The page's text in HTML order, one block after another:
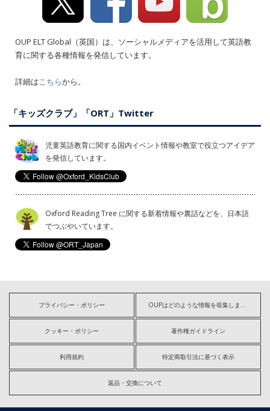
OUP ELT Global（英国）は、ソーシャルメディアを活用して英語教
育に関する各種情報を発信しています。
詳細はこちらから。
「キッズクラブ」「ORT」Twitter
児童英語教育に関する国内イベント情報や教室で役立つアイデア
を発信しています。
Oxford Reading Tree に関する新着情報や裏話などを、日本語
でつぶやいています。
プライバシー・ポリシー OUPはどのような情報を収集しますか?
クッキー・ポリシー 著作権ガイドライン
利用規約 特定商取引法に基づく表示
返品・交換について